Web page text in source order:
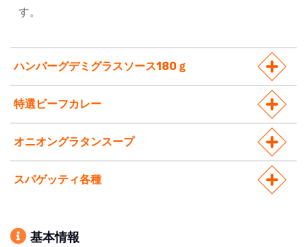
す。
ハンバーグデミグラスソース180ｇ
特選ビーフカレー
オニオングラタンスープ
スパゲッティ各種
基本情報